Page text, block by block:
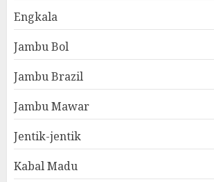
Engkala
Jambu Bol
Jambu Brazil
Jambu Mawar
Jentik-jentik
Kabal Madu